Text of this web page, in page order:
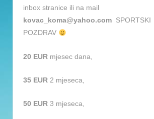
inbox stranice ili na mail
kovac_koma@yahoo.com SPORTSKI
POZDRAV
20 EUR mjesec dana,
35 EUR 2 mjeseca,
50 EUR 3 mjeseca,